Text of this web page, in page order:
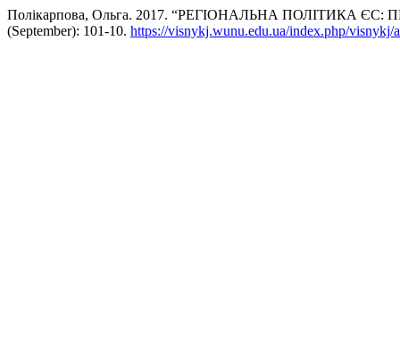
Полікарпова, Ольга. 2017. “РЕГІОНАЛЬНА ПОЛІТИКА
(September): 101-10. https://visnykj.wunu.edu.ua/index.php/visnykj/